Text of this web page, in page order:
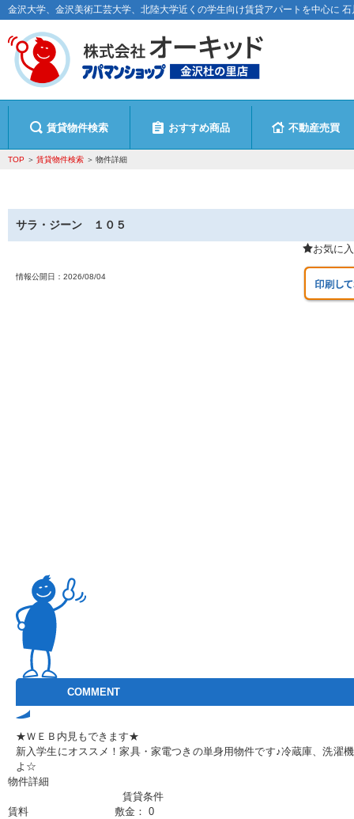
金沢大学、金沢美術工芸大学、北陸大学近くの学生向け賃貸アパートを中心に
賃貸物件検索 おすすめ商品 不動産売買
TOP 賃貸物件検索 物件詳細
サラ・ジーン １０５
情報公開日： 2026/08/04
お気に
COMMENT
★ＷＥＢ内見もできます★
新入学生にオススメ！家具・家電つきの単身用物件です♪冷蔵庫、洗濯
よ☆
物件詳細
賃貸条件
賃料
敷金： 0